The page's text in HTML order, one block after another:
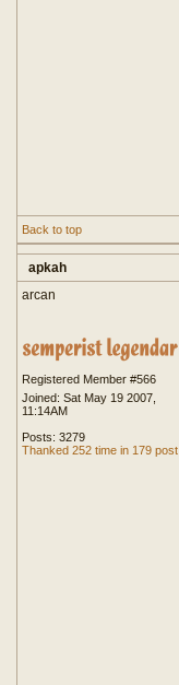
Back to top
apkah
arcan
Registered Member #566
Joined: Sat May 19 2007,
11:14AM
Posts: 3279
Thanked 252 time in 179 post